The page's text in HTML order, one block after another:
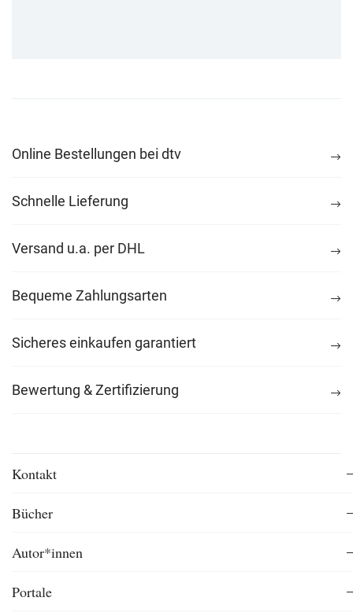
Online Bestellungen bei dtv
Schnelle Lieferung
Versand u.a. per DHL
Bequeme Zahlungsarten
Sicheres einkaufen garantiert
Bewertung & Zertifizierung
Kontakt
Bücher
Autor*innen
Portale